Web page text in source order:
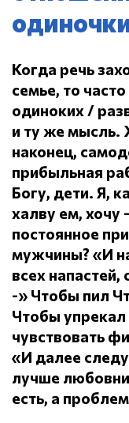
Когда речь
семье, то
одиноких /
и ту же мысль.
наконец,
прибыльная
Богу, дети. Я,
халву ем, хочу
постоянное
мужчины? «И
всех напастей,
-» Чтобы пил
Чтобы упрекал
чувствовать
«И далее
лучше
есть, а